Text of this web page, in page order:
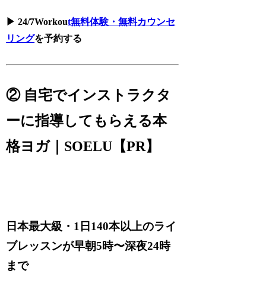
▶ 24/7Workout無料体験・無料カウンセ
リングを予約する
② 自宅でインストラクタ
ーに指導してもらえる本
格ヨガ｜SOELU【PR】
日本最大級・1日140本以上のライ
ブレッスンが早朝5時〜深夜24時
まで